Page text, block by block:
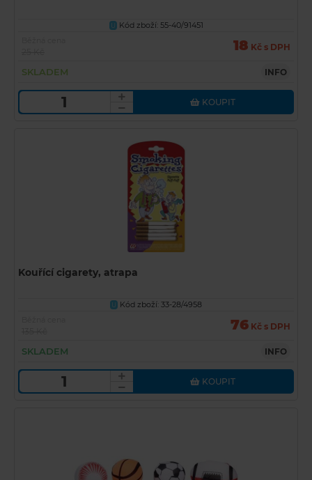
U Kód zboží: 55-40/91451
18 Kč s DPH
SKLADEM INFO
KOUPIT
Kouřící cigarety, atrapa
U
Kód zboží: 33-28/4958
76 Kč s DPH
SKLADEM INFO
KOUPIT